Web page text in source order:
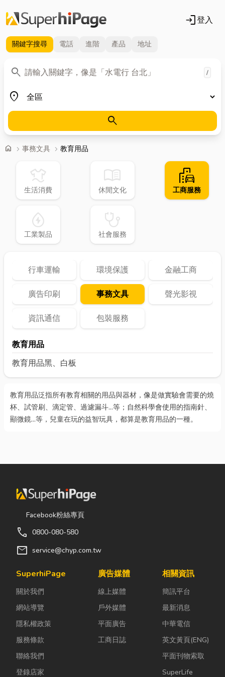
login登入
關鍵字搜尋 電話 進階 產品 地址
search
關鍵字 /
place
地區
search
home 首頁
chevron_right 事務文具 chevron_right 教育用品
laundry
生活消費
menu_book
休閒文化
emoji_transportation
工商服務
water_ec
工業製品
stethoscope
社會服務
行車運輸 環境保護 金融工商
廣告印刷 事務文具 聲光影視
資訊通信 包裝服務
教育用品
教育用品黑、白板
教育用品泛指所有教育相關的用品與器材，像是做實驗會需要的燒
杯、試管刷、滴定管、過濾漏斗…等；自然科學會使用的指南針、
顯微鏡…等，兒童在玩的益智玩具，都算是教育用品的一種。
Facebook粉絲專頁
call 0800-080-580
mail service@chyp.com.tw
SuperhiPage
關於我們
網站導覽
隱私權政策
服務條款
聯絡我們
登錄店家
廣告媒體
線上媒體
戶外媒體
平面廣告
工商日誌
相關資訊
簡訊平台
最新消息
中華電信
英文黃頁(ENG)
平面刊物索取
SuperLife